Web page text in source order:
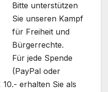
Bitte unterstützen
Sie unseren Kampf
für Freiheit und
Bürgerrechte.
Für jede Spende
(PayPal oder
erhalten Sie als